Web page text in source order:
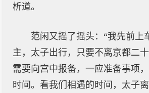
析道。
范闲又摇了摇头：“我先前上
主，太子出行，只要不离京都二
需要向宫中报备，一应准备事项
时间。看我们相遇的时间，太子